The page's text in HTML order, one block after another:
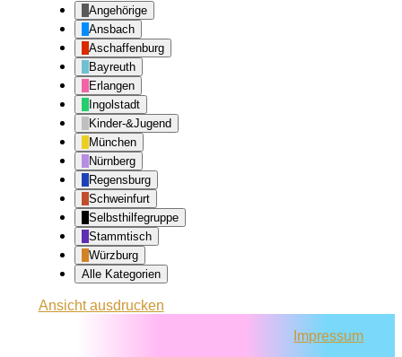
Angehörige
Ansbach
Aschaffenburg
Bayreuth
Erlangen
Ingolstadt
Kinder-&Jugend
München
Nürnberg
Regensburg
Schweinfurt
Selbsthilfegruppe
Stammtisch
Würzburg
Alle Kategorien
Ansichtausdrucken
Impressum